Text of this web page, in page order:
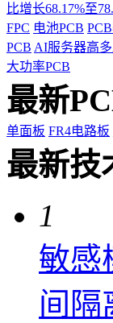
比增长68.17%至
FPC 电池PCB
PCB AI服务器高
大功率PCB
最新
单面板 FR4电路板
最新技
1
敏感
间隔